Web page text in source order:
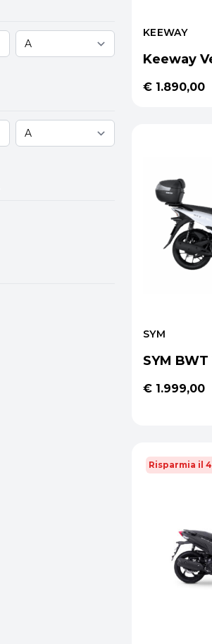
KEEWAY
Keeway
€ 1.890,00
SYM
SYM BWT
€ 1.999,00
Risparmia il